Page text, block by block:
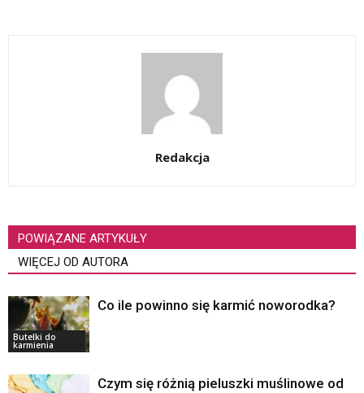
Redakcja
POWIĄZANE ARTYKUŁY
WIĘCEJ OD AUTORA
Butelki do
karmienia
Co ile powinno się karmić noworodka?
Czym się różnią pieluszki muślinowe od